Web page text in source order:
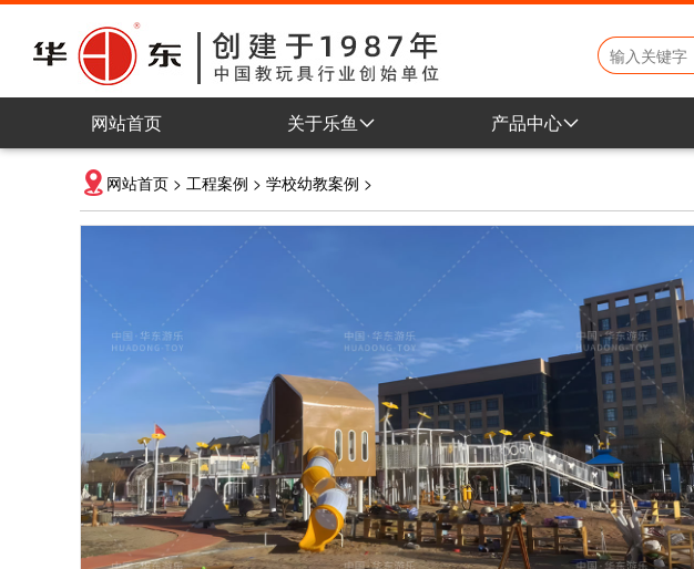
网站首页 关于乐鱼 产品中心
公司简介
企业理念
组织架构
车间展示
企业认证
企业荣誉
学校幼教产品
市政文旅产品
景区公园产品
室内商城产品
非标定制产品
网站首页 > 工程案例 > 学校幼教案例 >